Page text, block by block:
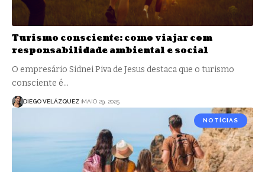
Turismo consciente: como viajar com
responsabilidade ambiental e social
O empresário Sidnei Piva de Jesus destaca que o turismo
consciente é…
DIEGO VELÁZQUEZ MAIO 29, 2025
NOTÍCIAS